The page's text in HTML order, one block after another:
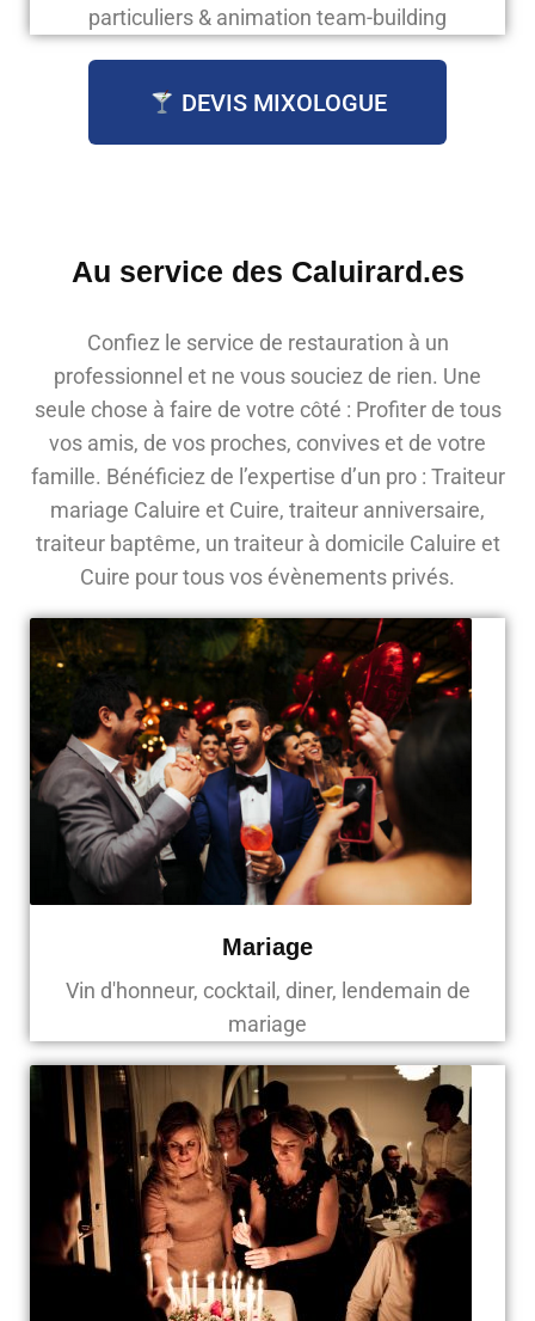
particuliers & animation team-building
DEVIS MIXOLOGUE
Au service des Caluirard.es
Confiez le service de restauration à un
professionnel et ne vous souciez de rien. Une
seule chose à faire de votre côté : Profiter de tous
vos amis, de vos proches, convives et de votre
famille. Bénéficiez de l’expertise d’un pro : Traiteur
mariage Caluire et Cuire, traiteur anniversaire,
traiteur baptême, un traiteur à domicile Caluire et
Cuire pour tous vos évènements privés.
Mariage
Vin d'honneur, cocktail, diner, lendemain de
mariage